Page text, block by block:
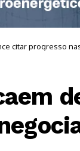
citar progresso